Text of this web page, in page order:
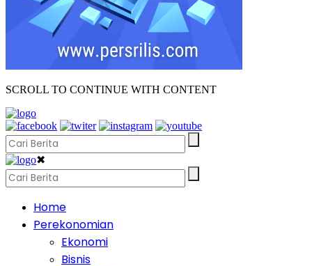
SCROLL TO CONTINUE WITH CONTENT
✖
Home
Perekonomian
Ekonomi
Bisnis